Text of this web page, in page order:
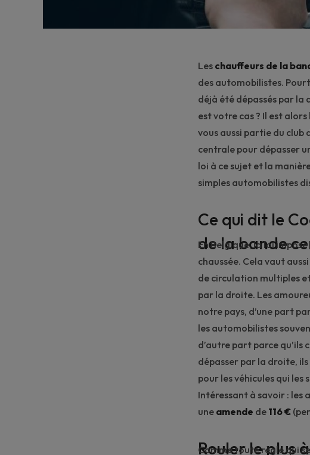
Les chauffeurs de la
des automobilistes.
déjà été dépassés par la
est votre cas ? Il est
vous aussi partie du club
centrale pour dépasser
loi à ce sujet et la
simples automobilistes
Ce qui dit le
de la bande
En Belgique, la loi
chaussée. Cela vaut
de circulation multiples
par la droite. Les
notre pays, d’une part
les automobilistes
d’autre part parce
dépasser par la droite,
pour les véhicules qui les
Intéressant à savoir : les
une amende de 116 €
Rouler le plus
Comme toute règle qui